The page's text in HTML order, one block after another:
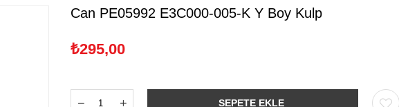
Can PE05992 E3C000-005-K Y Boy Kulp
₺295,00